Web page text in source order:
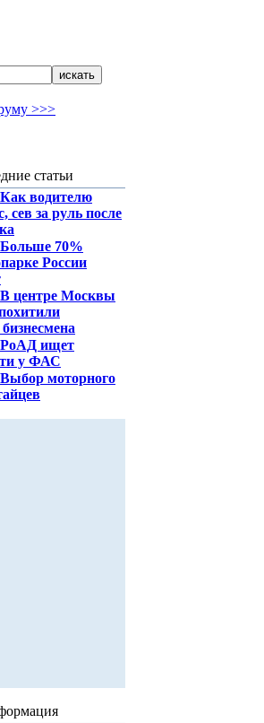
>>>
статьи
Как водителю
сев за руль после
Больше 70%
России
В центре Москвы
РоАД ищет
у ФАС
Выбор моторного